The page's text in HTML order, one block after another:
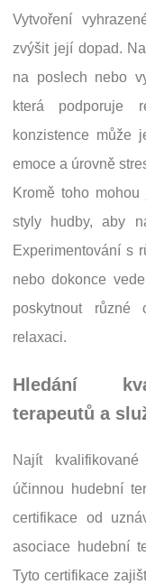
Vytvoření
zvýšit její dopad.
na poslech nebo
která
konzistence může
emoce a úrovně
Kromě toho
styly hudby, aby
Experimentování s
nebo dokonce
poskytnout různé
relaxaci.
Hledání
terapeutů a
Najít
účinnou hudební
certifikace od
asociace hudební
Tyto certifikace